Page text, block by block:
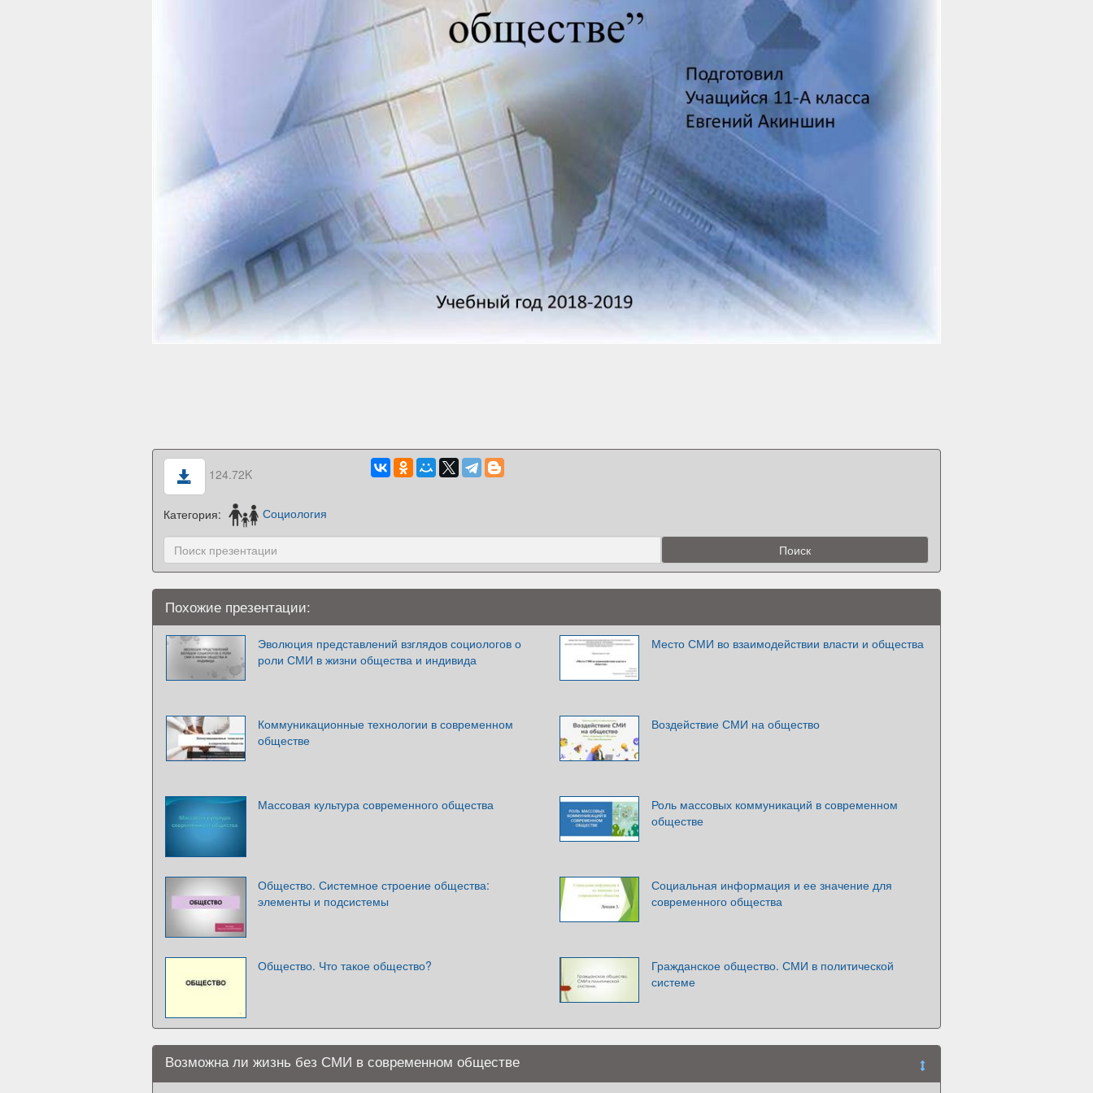
124.72K
Категория: Социология
Похожие презентации:
Эволюция представлений взглядов социологов о
роли СМИ в жизни общества и индивида
Место СМИ во взаимодействии власти и общества
Коммуникационные технологии в современном
обществе
Воздействие СМИ на общество
Массовая культура современного общества
Роль массовых коммуникаций в современном
обществе
Общество. Системное строение общества:
элементы и подсистемы
Социальная информация и ее значение для
современного общества
Общество. Что такое общество?
Гражданское общество. СМИ в политической
системе
Возможна ли жизнь без СМИ в современном обществе